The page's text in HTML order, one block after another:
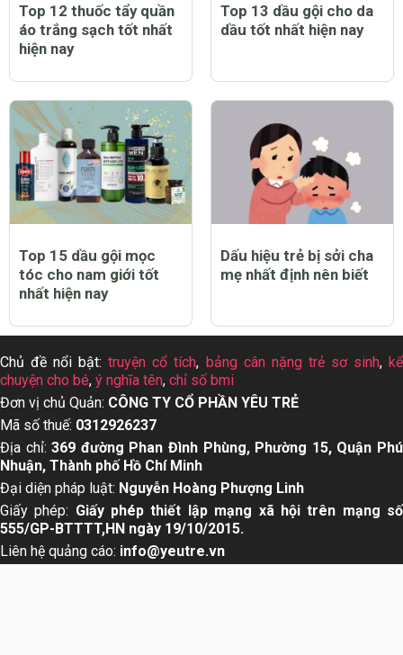
Top 12 thuốc tẩy quần
áo trắng sạch tốt nhất
hiện nay
Top 13 dầu gội cho da
dầu tốt nhất hiện nay
Top 15 dầu gội mọc
tóc cho nam giới tốt
nhất hiện nay
Dấu hiệu trẻ bị sởi cha
mẹ nhất định nên biết
Chủ đề nổi bật:truyện cổ tích, bảng cân nặng trẻ sơ sinh, kể
chuyện cho bé, ý nghĩa tên, chỉ số bmi
Đơn vị chủ Quản: CÔNG TY CỔ PHẦN YÊU TRẺ
Mã số thuế: 0312926237
Địa chỉ:369 đường Phan Đình Phùng, Phường 15, Quận Phú
Nhuận, Thành phố Hồ Chí Minh
Đại diện pháp luật: Nguyễn Hoàng Phượng Linh
Giấy phép: Giấy phép thiết lập mạng xã hội trên mạng số
555/GP-BTTTT,HN ngày 19/10/2015.
Liên hệ quảng cáo: info@yeutre.vn